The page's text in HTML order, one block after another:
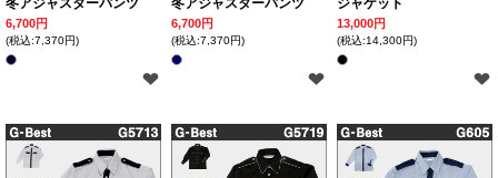
冬アジャスターパンツ
6,700円
(税込:7,370円)
冬アジャスターパンツ
6,700円
(税込:7,370円)
ジャケット
13,000円
(税込:14,300円)